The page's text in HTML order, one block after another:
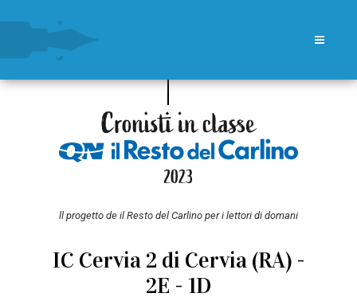
ll progetto de il Resto del Carlino per i lettori di domani
IC Cervia 2 di Cervia (RA) -
2E - 1D